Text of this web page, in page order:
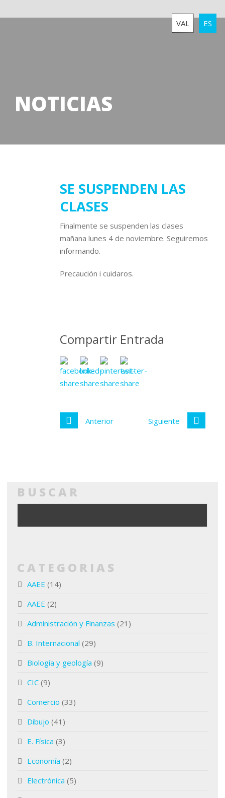
VAL ES
NOTICIAS
SE SUSPENDEN LAS
CLASES
Finalmente se suspenden las clases
mañana lunes 4 de noviembre. Seguiremos
informando.
Precaución i cuidaros.
Compartir Entrada
Anterior Siguiente
BUSCAR
CATEGORIAS
AAEE (14)
AAEE (2)
Administración y Finanzas (21)
B. Internacional (29)
Biología y geología (9)
CIC (9)
Comercio (33)
Dibujo (41)
E. Física (3)
Economía (2)
Electrónica (5)